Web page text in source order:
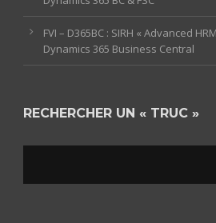
FVI – D365BC : SIRH « Advanced
Dynamics 365 Business Central
RECHERCHER UN « TRUC »